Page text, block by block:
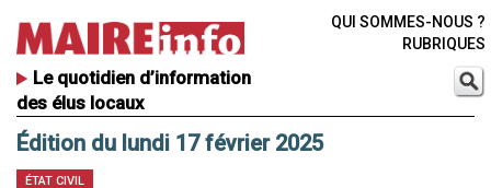
Le quotidien d’information
des élus locaux
QUI SOMMES-NOUS ?
RUBRIQUES
Édition du lundi 17 février 2025
ÉTAT CIVIL